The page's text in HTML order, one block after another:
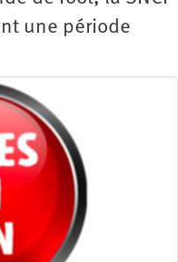
une période